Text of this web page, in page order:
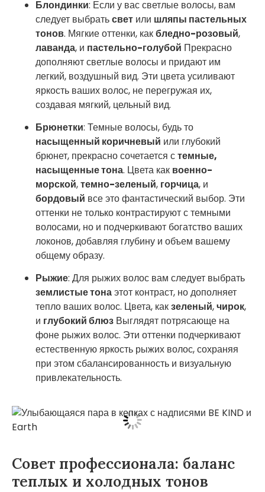
Блондинки: Если у вас светлые волосы, вам
следует выбратьсвет или шляпы пастельных
тонов. Мягкие оттенки, какбледно-розовый,
лаванда, и пастельно-голубой Прекрасно
дополняют светлые волосы и придают им
легкий, воздушный вид. Эти цвета усиливают
яркость ваших волос, не перегружая их,
создавая мягкий, цельный вид.
Брюнетки: Темные волосы, будь то
насыщенный коричневый или глубокий
брюнет, прекрасно сочетается стемные,
насыщенные тона. Цвета как военно-
морской,темно-зеленый, горчица, и
бордовый все это фантастический выбор. Эти
оттенки не только контрастируют с темными
волосами, но и подчеркивают богатство ваших
локонов, добавляя глубину и объем вашему
общему образу.
Рыжие: Для рыжих волос вам следует выбрать
землистые тонаэтот контраст, но дополняет
тепло ваших волос. Цвета, какзеленый,чирок,
и глубокий блюз Выглядят потрясающе на
фоне рыжих волос. Эти оттенки подчеркивают
естественную яркость рыжих волос, сохраняя
при этом сбалансированность и визуальную
привлекательность.
Совет профессионала: баланс
теплых и холодных тонов